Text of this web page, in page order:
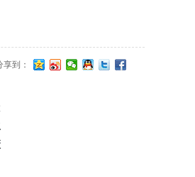
享到：